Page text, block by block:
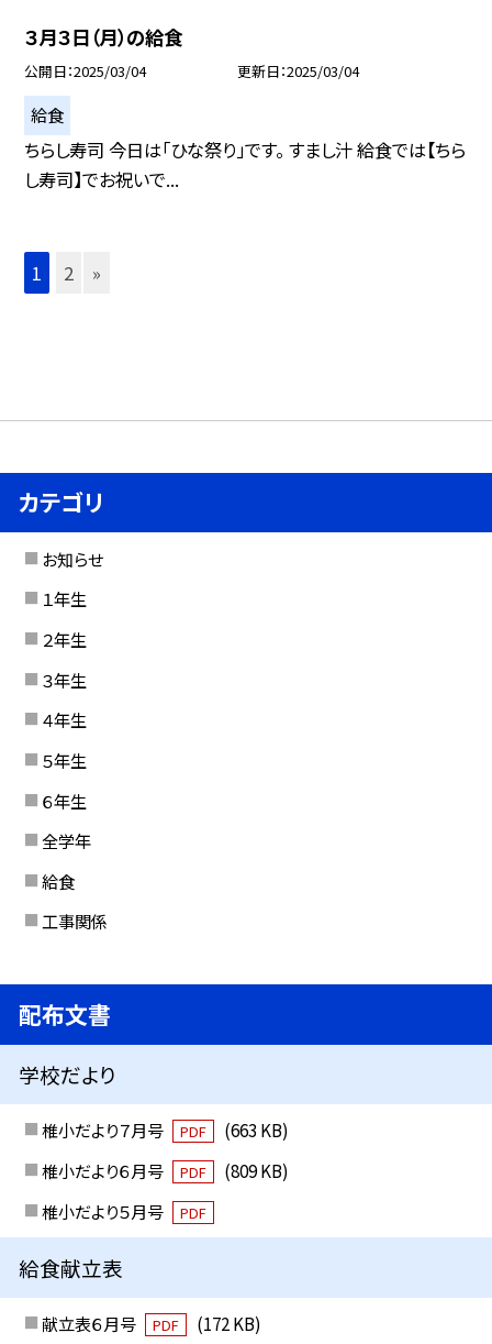
３月３日（月）の給食
公開日 2025/03/04 更新日 2025/03/04
給食
ちらし寿司 今日は「ひな祭り」です。 すまし汁 給食では【ちら
し寿司】でお祝いで...
1 2 »
カテゴリ
お知らせ
１年生
２年生
３年生
４年生
５年生
６年生
全学年
給食
工事関係
配布文書
学校だより
椎小だより７月号 PDF
(663 KB)
椎小だより６月号
PDF
(809 KB)
椎小だより５月号
PDF
給食献立表
献立表６月号 PDF
(172 KB)